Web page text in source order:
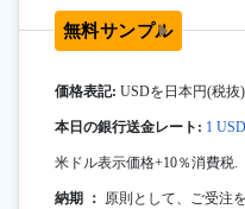
無料サンプル
価格表記: USDを日本円(税抜
本日の銀行送金レート: 1
米ドル表示価格+10％消費税.
納期 ： 原則として、ご受注